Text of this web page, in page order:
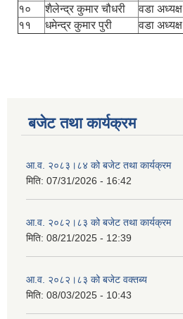
१०
शैलेन्द्र कुमार चौधरी वडा अध्यक्ष
११
धमेन्द्र कुमार पुरी वडा अध्यक्ष
बजेट तथा कार्यक्रम
आ.व. २०८३।८४ को बजेट तथा कार्यक्रम
मिति: 07/31/2026 - 16:42
आ.व. २०८२।८३ को बजेट तथा कार्यक्रम
मिति: 08/21/2025 - 12:39
आ.व. २०८२।८३ को बजेट वक्तब्य
मिति: 08/03/2025 - 10:43